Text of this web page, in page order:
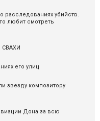
расследованиях убийств.
любит смотреть
СВАХИ
его улиц
звезду композитору
Дона за всю